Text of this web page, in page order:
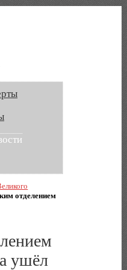
отделением
ушёл